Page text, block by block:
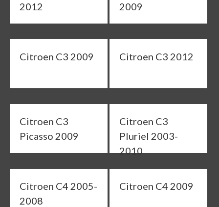
2012
2009
Citroen C3 2009 Citroen C3 2012
Citroen C3
Picasso 2009
Citroen C3
Pluriel 2003-
2010
Citroen C4 2005-
2008
Citroen C4 2009